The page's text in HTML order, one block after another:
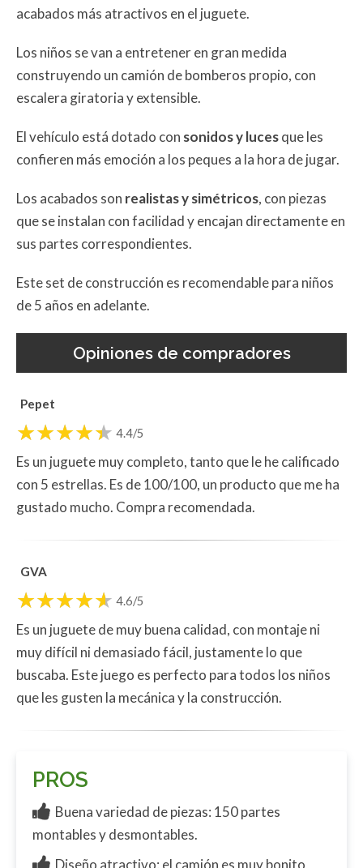
acabados más atractivos en el juguete.
Los niños se van a entretener en gran medida
construyendo un camión de bomberos propio, con
escalera giratoria y extensible.
El vehículo está dotado con sonidos y lucesque les
confieren más emoción a los peques a la hora de jugar.
Los acabados son realistas y simétricos, con piezas
que se instalan con facilidad y encajan directamente en
sus partes correspondientes.
Este set de construcción es recomendable para niños
de 5 años en adelante.
Opiniones de compradores
Pepet
4.4/5
Es un juguete muy completo, tanto que le he calificado
con 5 estrellas. Es de 100/100, un producto que me ha
gustado mucho. Compra recomendada.
GVA
4.6/5
Es un juguete de muy buena calidad, con montaje ni
muy difícil ni demasiado fácil, justamente lo que
buscaba. Este juego es perfecto para todos los niños
que les gusten la mecánica y la construcción.
PROS
Buena variedad de piezas: 150 partes
montables y desmontables.
Diseño atractivo: el camión es muy bonito